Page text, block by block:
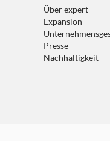
Über expert
Expansion
Presse
Nachhaltigkeit